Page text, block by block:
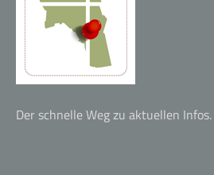
Der schnelle Weg zu aktuellen Infos.
Alpha-Kurs